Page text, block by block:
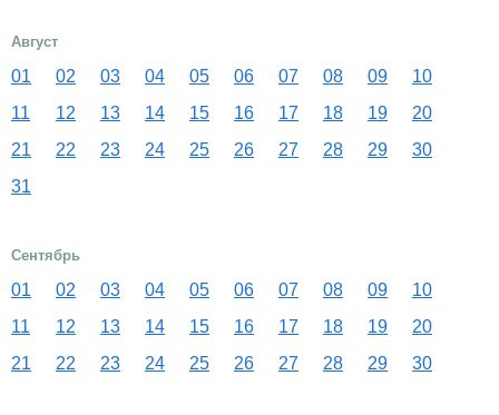
Август
01 02 03 04 05 06 07 08 09
10
11
12 13 14 15 16 17 18 19
20
21
22 23 24 25 26 27 28 29
30
31
Сентябрь
01 02 03 04 05 06 07 08 09
10
11
12 13 14 15 16 17 18 19
20
21
22 23 24 25 26 27 28 29 30